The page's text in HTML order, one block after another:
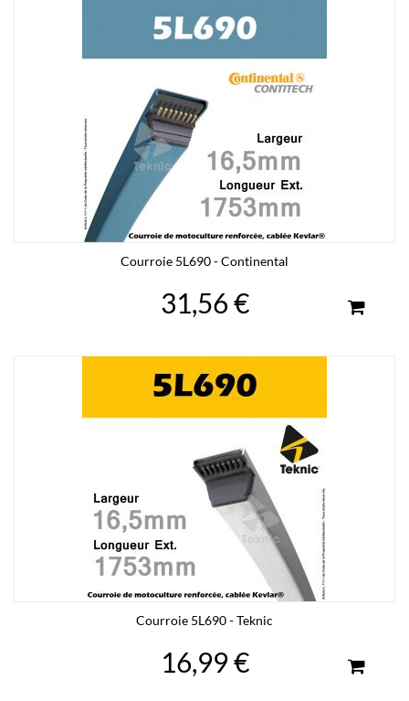
Courroie 5L690 - Continental
31,56 €
Courroie 5L690 - Teknic
16,99 €